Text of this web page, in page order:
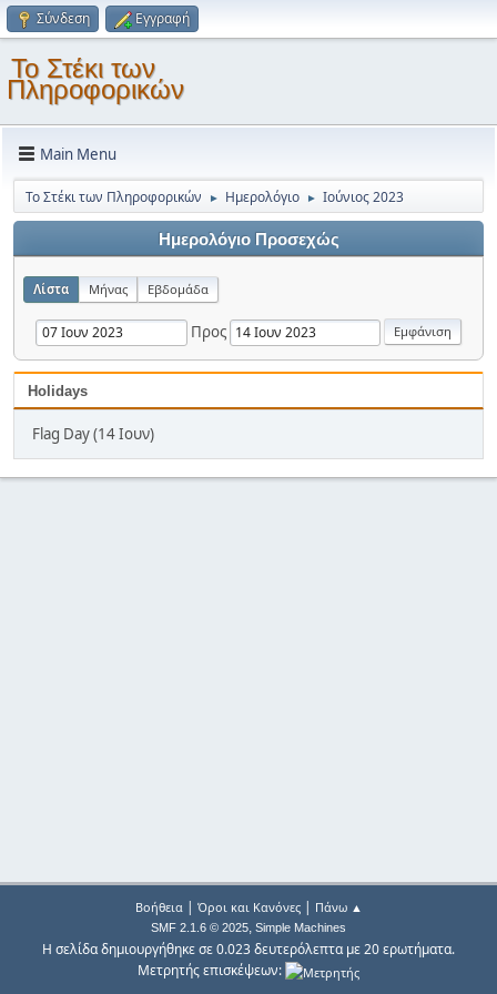
Σύνδεση Εγγραφή
Το Στέκι των
Πληροφορικών
Main Menu
Το Στέκι των Πληροφορικών ► Ημερολόγιο ► Ιούνιος 2023
Ημερολόγιο Προσεχώς
Λίστα Μήνας Εβδομάδα
Προς
Holidays
Flag Day (14 Ιουν)
Βοήθεια| Όροι και Κανόνες| Πάνω ▲
SMF 2.1.6 © 2025, Simple Machines
Η σελίδα δημιουργήθηκε σε 0.023 δευτερόλεπτα με 20 ερωτήματα.
Μετρητής επισκέψεων: